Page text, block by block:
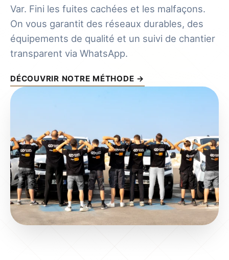
Var. Fini les fuites cachées et les malfaçons.
On vous garantit des réseaux durables, des
équipements de qualité et un suivi de chantier
transparent via WhatsApp.
DÉCOUVRIR NOTRE MÉTHODE →